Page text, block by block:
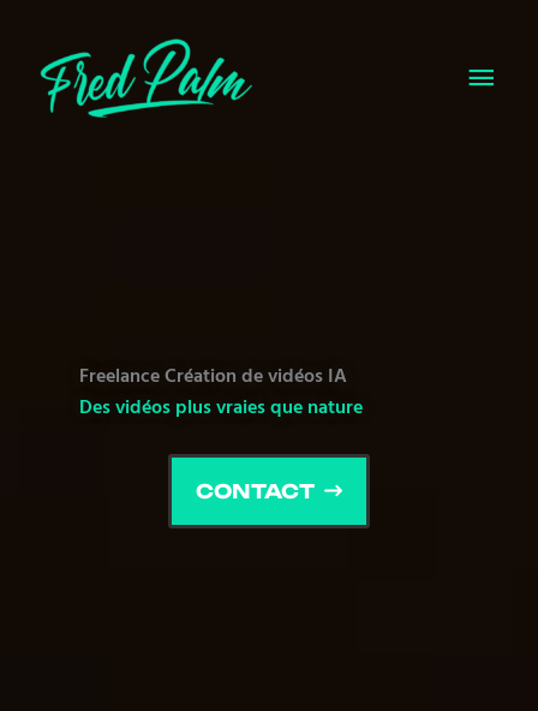
contenu
Freelance Création de vidéos IA
Des vidéos plus vraies que nature
CONTACT